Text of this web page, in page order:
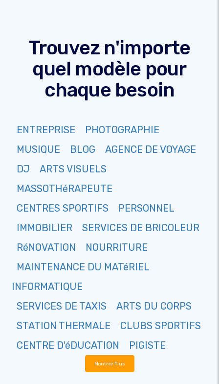
Trouvez n'importe
quel modèle pour
chaque besoin
ENTREPRISE
PHOTOGRAPHIE
MUSIQUE
BLOG
AGENCE DE VOYAGE
DJ
ARTS VISUELS
MASSOTHéRAPEUTE
CENTRES SPORTIFS
PERSONNEL
IMMOBILIER
SERVICES DE BRICOLEUR
RéNOVATION
NOURRITURE
MAINTENANCE DU MATéRIEL
INFORMATIQUE
SERVICES DE TAXIS
ARTS DU CORPS
STATION THERMALE
CLUBS SPORTIFS
CENTRE D'éDUCATION
PIGISTE
Montrez Plus